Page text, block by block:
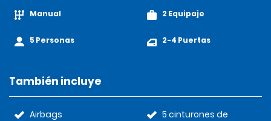
Manual
5 Personas
2 Equipaje
2-4 Puertas
También incluye
Airbags
5 cinturones de